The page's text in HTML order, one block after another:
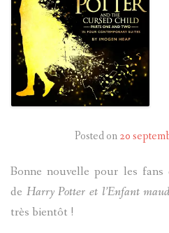
HARRY POTTER
LES ACTEURS
J.K. ROWLING
PRODUITS DÉRIVÉS
A PROPOS
Posted on20
Bonne nouvelle pour les
de Harry Potter et l’Enfant
très bientôt !